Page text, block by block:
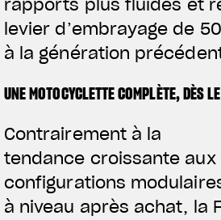
rapports plus fluides et
levier d’embrayage de
à la génération
UNE MOTOCYCLETTE COMPLÈTE, DÈS
Contrairement à la
tendance croissante aux
configurations
à niveau après achat, la